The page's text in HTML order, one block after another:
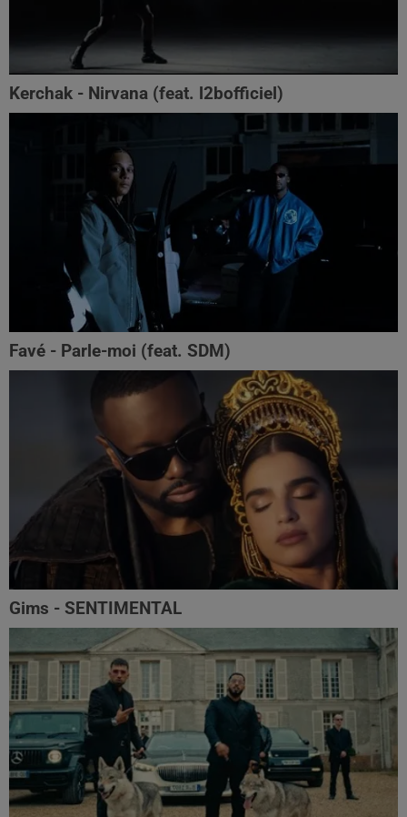
Kerchak - Nirvana (feat. ‪l2bofficiel‬)
Favé - Parle-moi (feat. SDM)
Gims - SENTIMENTAL